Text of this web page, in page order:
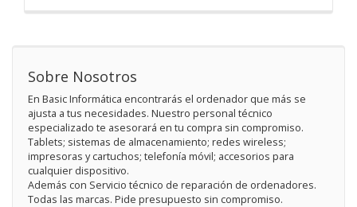
Sobre Nosotros
En Basic Informática encontrarás el ordenador que más se
ajusta a tus necesidades. Nuestro personal técnico
especializado te asesorará en tu compra sin compromiso.
Tablets; sistemas de almacenamiento; redes wireless;
impresoras y cartuchos; telefonía móvil; accesorios para
cualquier dispositivo.
Además con Servicio técnico de reparación de ordenadores.
Todas las marcas. Pide presupuesto sin compromiso.